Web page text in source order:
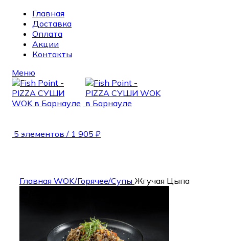
Главная
Доставка
Оплата
Акции
Контакты
Меню
5 элементов / 1 905 ₽
Главная WOK/Горячее/Супы Жгучая Цыпа